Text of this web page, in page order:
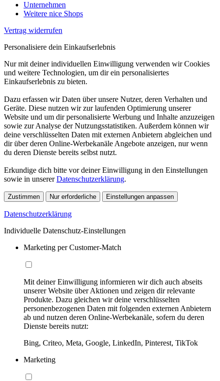
Unternehmen
Weitere nice Shops
Vertrag widerrufen
Personalisiere dein Einkaufserlebnis
Nur mit deiner individuellen Einwilligung verwenden wir Cookies
und weitere Technologien, um dir ein personalisiertes
Einkaufserlebnis zu bieten.
Dazu erfassen wir Daten über unsere Nutzer, deren Verhalten und
Geräte. Diese nutzen wir zur laufenden Optimierung unserer
Website und um dir personalisierte Werbung und Inhalte anzuzeigen
sowie zur Analyse der Nutzungsstatistiken. Außerdem können wir
deine verschlüsselten Daten mit externen Anbietern abgleichen und
dir über deren Online-Werbekanäle Angebote anzeigen, nur wenn
du deren Dienste bereits selbst nutzt.
Erkundige dich bitte vor deiner Einwilligung in den Einstellungen
sowie in unsererDatenschutzerklärung.
Zustimmen Nur erforderliche Einstellungen anpassen
Datenschutzerklärung
Individuelle Datenschutz-Einstellungen
Marketing per Customer-Match
Mit deiner Einwilligung informieren wir dich auch abseits
unserer Website über Aktionen und zeigen dir relevante
Produkte. Dazu gleichen wir deine verschlüsselten
personenbezogenen Daten mit folgenden externen Anbietern
ab und nutzen deren Online-Werbekanäle, sofern du deren
Dienste bereits nutzt:
Bing, Criteo, Meta, Google, LinkedIn, Pinterest, TikTok
Marketing